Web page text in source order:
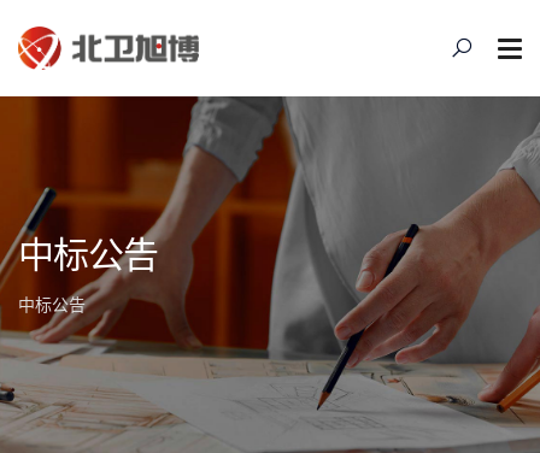
中标公告
中标公告